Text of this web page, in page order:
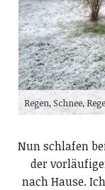
Regen, Schnee,
Nun schlafen
der
nach Hause.